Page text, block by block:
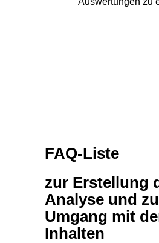
FAQ-Liste
zur Erstellung
Analyse und
Umgang mit
Inhalten